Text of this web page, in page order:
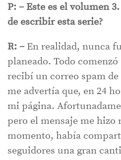
P: – Este es el volumen
de escribir esta serie?
R: –En realidad, nunca
planeado. Todo comenzó
recibí un correo spam
me advertía que, en 24
mi página.
pero el mensaje me hizo
momento, había
seguidores una gran